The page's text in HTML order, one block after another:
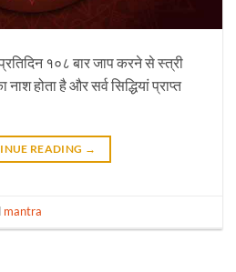
प्रतिदिन १०८ बार जाप करने से स्त्री
होता है और सर्व सिद्धियां प्राप्त
READING →
mantra